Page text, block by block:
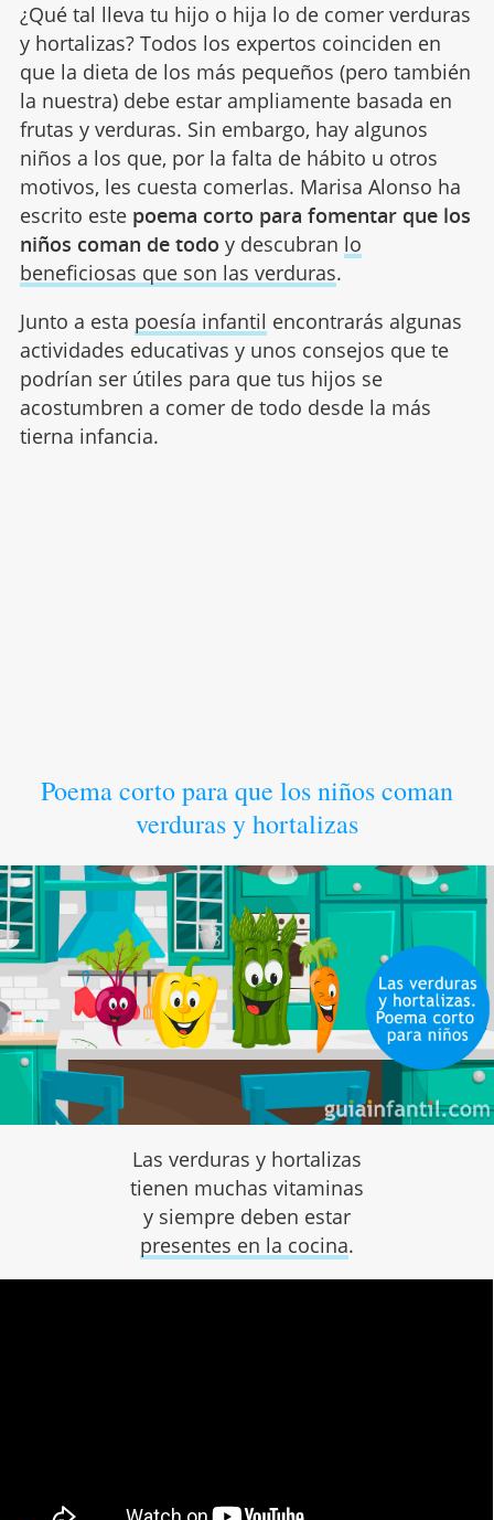
¿Qué tal lleva tu hijo o hija lo de comer verduras
y hortalizas? Todos los expertos coinciden en
que la dieta de los más pequeños (pero también
la nuestra) debe estar ampliamente basada en
frutas y verduras. Sin embargo, hay algunos
niños a los que, por la falta de hábito u otros
motivos, les cuesta comerlas. Marisa Alonso ha
escrito este poema corto para fomentar que los
niños coman de todo y descubran lo
beneficiosas que son las verduras.
Junto a esta poesía infantil encontrarás algunas
actividades educativas y unos consejos que te
podrían ser útiles para que tus hijos se
acostumbren a comer de todo desde la más
tierna infancia.
Poema corto para que los niños coman
verduras y hortalizas
Las verduras y hortalizas
tienen muchas vitaminas
y siempre deben estar
presentes en la cocina.